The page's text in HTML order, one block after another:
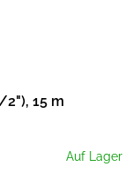
15 m
Auf Lager